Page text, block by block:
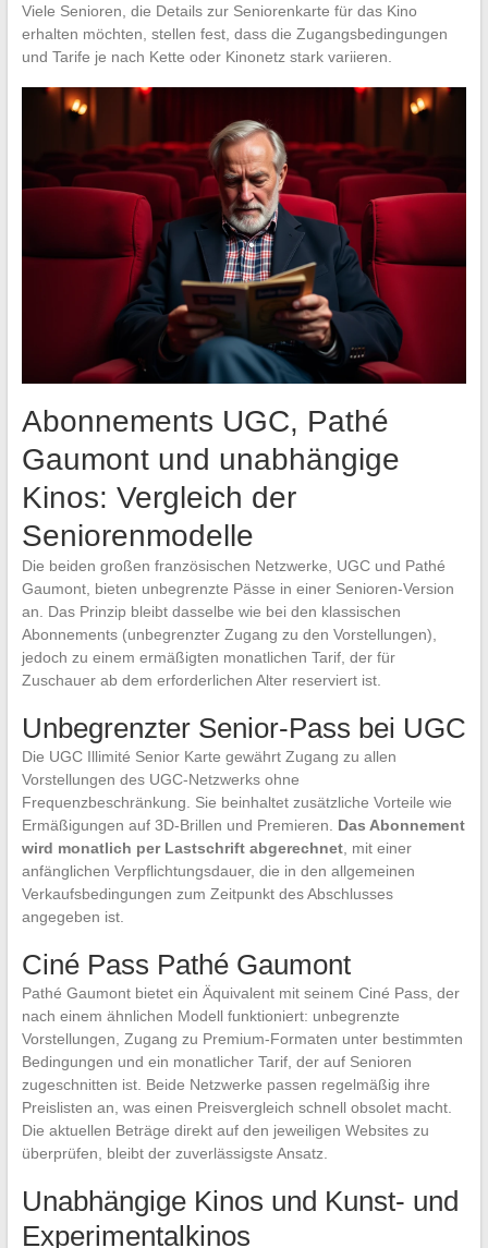
Viele Senioren, die Details zur Seniorenkarte für das Kino
erhalten möchten, stellen fest, dass die Zugangsbedingungen
und Tarife je nach Kette oder Kinonetz stark variieren.
Abonnements UGC, Pathé
Gaumont und unabhängige
Kinos: Vergleich der
Seniorenmodelle
Die beiden großen französischen Netzwerke, UGC und Pathé
Gaumont, bieten unbegrenzte Pässe in einer Senioren-Version
an. Das Prinzip bleibt dasselbe wie bei den klassischen
Abonnements (unbegrenzter Zugang zu den Vorstellungen),
jedoch zu einem ermäßigten monatlichen Tarif, der für
Zuschauer ab dem erforderlichen Alter reserviert ist.
Unbegrenzter Senior-Pass bei UGC
Die UGC Illimité Senior Karte gewährt Zugang zu allen
Vorstellungen des UGC-Netzwerks ohne
Frequenzbeschränkung. Sie beinhaltet zusätzliche Vorteile wie
Ermäßigungen auf 3D-Brillen und Premieren. Das Abonnement
wird monatlich per Lastschrift abgerechnet, mit einer
anfänglichen Verpflichtungsdauer, die in den allgemeinen
Verkaufsbedingungen zum Zeitpunkt des Abschlusses
angegeben ist.
Ciné Pass Pathé Gaumont
Pathé Gaumont bietet ein Äquivalent mit seinem Ciné Pass, der
nach einem ähnlichen Modell funktioniert: unbegrenzte
Vorstellungen, Zugang zu Premium-Formaten unter bestimmten
Bedingungen und ein monatlicher Tarif, der auf Senioren
zugeschnitten ist. Beide Netzwerke passen regelmäßig ihre
Preislisten an, was einen Preisvergleich schnell obsolet macht.
Die aktuellen Beträge direkt auf den jeweiligen Websites zu
überprüfen, bleibt der zuverlässigste Ansatz.
Unabhängige Kinos und Kunst- und
Experimentalkinos